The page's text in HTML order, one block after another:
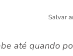
Salvar
até quando